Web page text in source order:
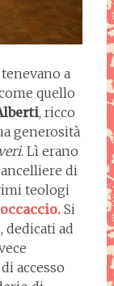
a
quello
, ricco
generosità
. Lì erano
di
teologi
Si
dedicati ad
accesso